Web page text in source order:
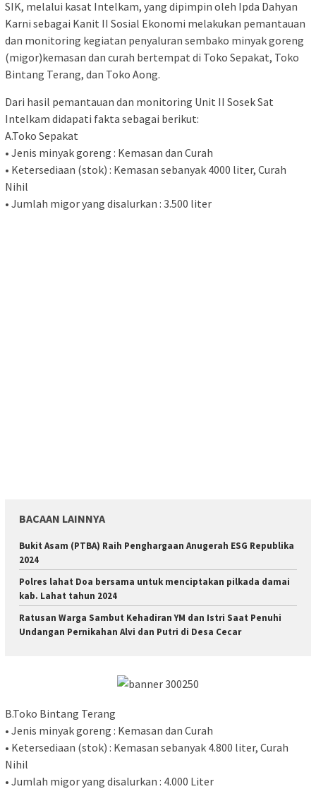
SIK, melalui kasat Intelkam, yang dipimpin oleh Ipda Dahyan
Karni sebagai Kanit II Sosial Ekonomi melakukan pemantauan
dan monitoring kegiatan penyaluran sembako minyak goreng
(migor)kemasan dan curah bertempat di Toko Sepakat, Toko
Bintang Terang, dan Toko Aong.
Dari hasil pemantauan dan monitoring Unit II Sosek Sat
Intelkam didapati fakta sebagai berikut:
A.Toko Sepakat
• Jenis minyak goreng : Kemasan dan Curah
• Ketersediaan (stok) : Kemasan sebanyak 4000 liter, Curah
Nihil
• Jumlah migor yang disalurkan : 3.500 liter
BACAAN LAINNYA
Bukit Asam (PTBA) Raih Penghargaan Anugerah ESG Republika
2024
Polres lahat Doa bersama untuk menciptakan pilkada damai
kab. Lahat tahun 2024
Ratusan Warga Sambut Kehadiran YM dan Istri Saat Penuhi
Undangan Pernikahan Alvi dan Putri di Desa Cecar
B.Toko Bintang Terang
• Jenis minyak goreng : Kemasan dan Curah
• Ketersediaan (stok) : Kemasan sebanyak 4.800 liter, Curah
Nihil
• Jumlah migor yang disalurkan : 4.000 Liter